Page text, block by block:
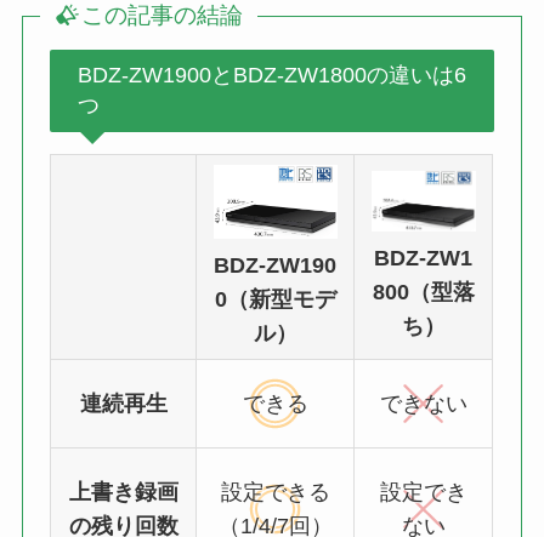
この記事の結論
BDZ-ZW1900とBDZ-ZW1800の違いは6
つ
BDZ-ZW190
0（新型モデ
ル）
BDZ-ZW1
800（型落
ち）
連続再生 できる できない
上書き録画
の残り回数
設定できる
（1/4/7回）
設定でき
ない